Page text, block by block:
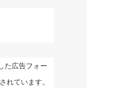
た広告フォー
れています。